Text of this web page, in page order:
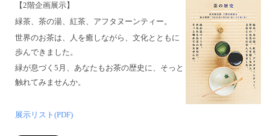
【2階企画展示】
緑茶、茶の湯、紅茶、アフタヌーンティー。
世界のお茶は、人を癒しながら、文化とともに
歩んできました。
緑が息づく5月、あなたもお茶の歴史に、そっと
触れてみませんか。
展示リスト(PDF)